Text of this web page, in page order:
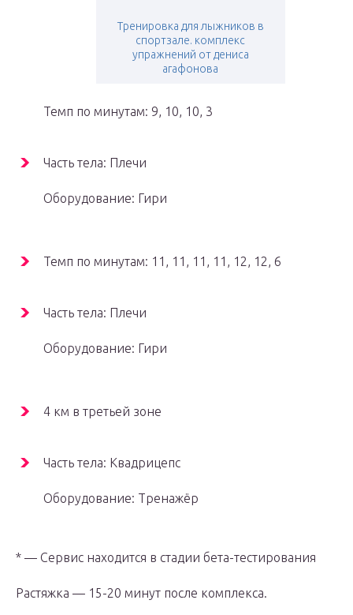
Тренировка для лыжников в
спортзале. комплекс
упражнений от дениса
агафонова
Темп по минутам: 9, 10, 10, 3
Часть тела: Плечи
Оборудование: Гири
Темп по минутам: 11, 11, 11, 11, 12, 12, 6
Часть тела: Плечи
Оборудование: Гири
4 км в третьей зоне
Часть тела: Квадрицепс
Оборудование: Тренажёр
* — Сервис находится в стадии бета-тестирования
Растяжка — 15-20 минут после комплекса.